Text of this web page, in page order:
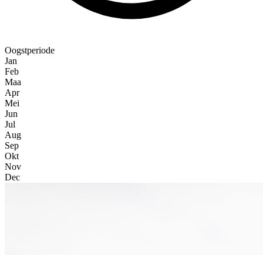
Oogstperiode
Jan
Feb
Maa
Apr
Mei
Jun
Jul
Aug
Sep
Okt
Nov
Dec